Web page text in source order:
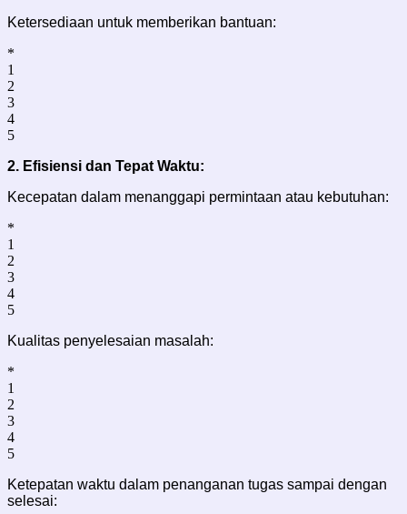
Ketersediaan untuk memberikan bantuan:
*
1
2
3
4
5
2. Efisiensi dan Tepat Waktu:
Kecepatan dalam menanggapi permintaan atau kebutuhan:
*
1
2
3
4
5
Kualitas penyelesaian masalah:
*
1
2
3
4
5
Ketepatan waktu dalam penanganan tugas sampai dengan
selesai: